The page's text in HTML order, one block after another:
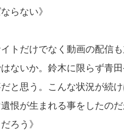
らない》
イトだけでなく動画の配信
ないか。鈴木に限らず青
と思う。こんな状況が続
恨が生まれる事をしたの
ろう》